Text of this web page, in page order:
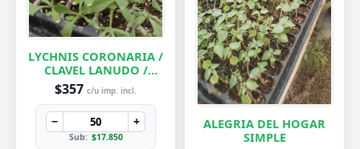
LYCHNIS CORONARIA /
CLAVEL LANUDO /
ABUELA
$357 c/u imp. incl.
− +
Sub: $17.850
ALEGRIA DEL HOGAR
SIMPLE